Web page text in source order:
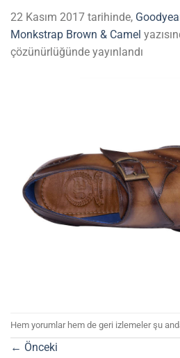
22 Kasım 2017 tarihinde,
Monkstrap Brown & Camel
çözünürlüğünde yayınlandı
Hem yorumlar hem de geri izlemeler şu
← Önceki